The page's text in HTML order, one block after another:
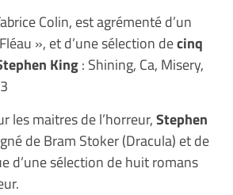
Colin, est agrémenté d’un
», et d’une sélection decinq
King: Shining, Ca, Misery,
les maitres de l’horreur,Stephen
de Bram Stoker (Dracula) et de
d’une sélection de huit romans